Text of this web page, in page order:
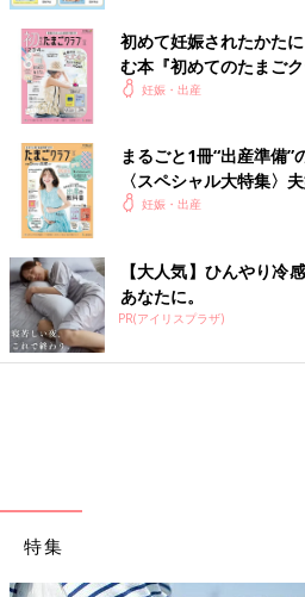
知識のある先生やインストラクター
ずは簡単にとりかかれるウォーキン
たという人も多いようです。運動を
相談しながら取り組んでくださいね。
【マタニティスイミングはおすすめ】
マタニティスイミングは体に負担も
ます。ただ、行ってもいいかどうか
の医者に相談したうえで通ったほう
私はまだ1歳
の娘がいるので、お昼
らマタニティヨガをしています。ス
う下半身の筋肉を鍛えられるようで
うなら中止し、無理のない程度にして
健診に行くときの服装
初めて妊娠されたかた
む本『初めてのたまごク
妊娠・出産
まるごと1冊“出産準備”
〈スペシャル大特集〉
妊娠・出産
【大人気】ひんやり冷
あなたに。
PR(アイリスプラザ)
特集